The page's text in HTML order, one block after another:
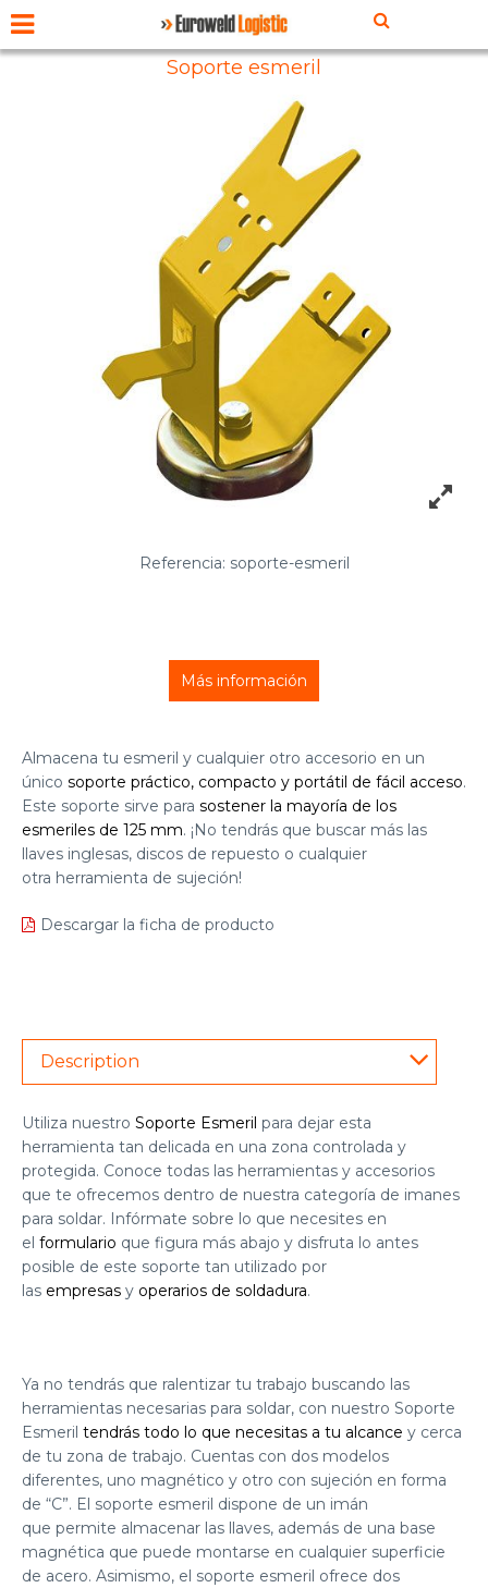
Soporte esmeril
Referencia: soporte-esmeril
Almacena tu esmeril y cualquier otro accesorio en un
único soporte práctico, compacto y portátil de fácil acceso.
Este soporte sirve para sostener la mayoría de los
esmeriles de 125 mm. ¡No tendrás que buscar más las
llaves inglesas, discos de repuesto o cualquier
otra herramienta de sujeción!
Descargar la ficha de producto
Más información
Description
Utiliza nuestro Soporte Esmeril para dejar esta
herramienta tan delicada en una zona controlada y
protegida. Conoce todas las herramientas y accesorios
que te ofrecemos dentro de nuestra categoría de imanes
para soldar. Infórmate sobre lo que necesites en
el formulario que figura más abajo y disfruta lo antes
posible de este soporte tan utilizado por
las empresas y operarios de soldadura.
Ya no tendrás que ralentizar tu trabajo buscando las
herramientas necesarias para soldar, con nuestro Soporte
Esmeril tendrás todo lo que necesitas a tu alcance y cerca
de tu zona de trabajo. Cuentas con dos modelos
diferentes, uno magnético y otro con sujeción en forma
de “C”. El soporte esmeril dispone de un imán
que permite almacenar las llaves, además de una base
magnética que puede montarse en cualquier superficie
de acero. Asimismo, el soporte esmeril ofrece dos